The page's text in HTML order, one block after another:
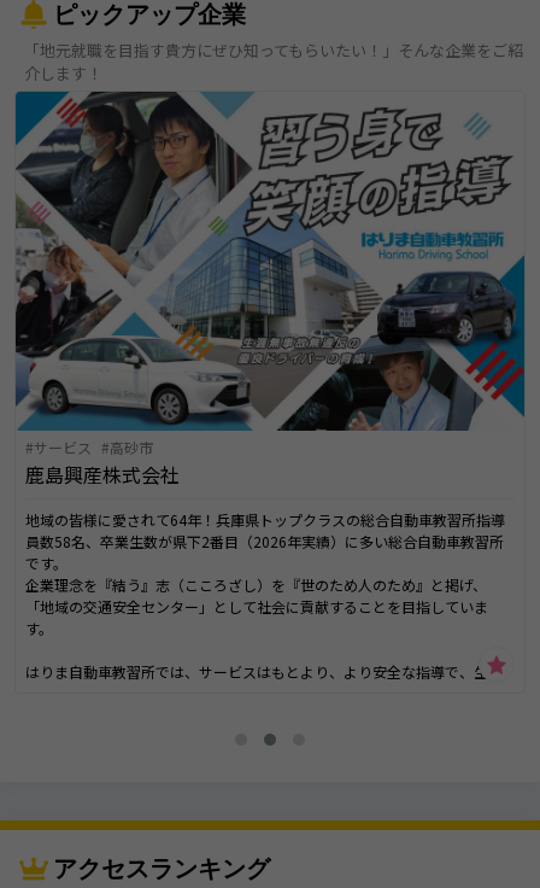
ピックアップ企業
「地元就職を目指す貴方にぜひ知ってもらいたい！」そんな企業をご紹
介します！
サービス 高砂市
鹿島興産株式会社
地域の皆様に愛されて64年！兵庫県トップクラスの総合自動車教習所指導
員数58名、卒業生数が県下2番目（2026年実績）に多い総合自動車教習所
です。
企業理念を『結う』志（こころざし）を『世のため人のため』と掲げ、
「地域の交通安全センター」として社会に貢献することを目指していま
す。
はりま自動車教習所では、サービスはもとより、より安全な指導で、生涯
導入し、CO2削減への貢献、AED（自動体外式除細動器）の設置、スクール
2015年大型ディスプレイ等IT機器を備えた学科教室等、全館リノベーショ
2024年12月、デジタル原簿を導入、2025年11月にはオンライン学科を開
アクセスランキング